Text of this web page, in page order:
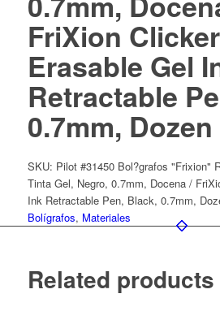
FriXion Clicker
Erasable Gel
Retractable
0.7mm, Dozen
SKU: Pilot #31450 Bol?grafos "Frixion"
Tinta Gel, Negro, 0.7mm, Docena /
Ink Retractable Pen, Black, 0.7mm,
Bolígrafos, Materiales
Related products